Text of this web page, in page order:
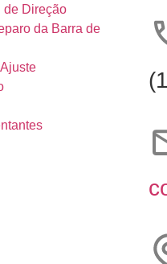
de Direção
da Barra de